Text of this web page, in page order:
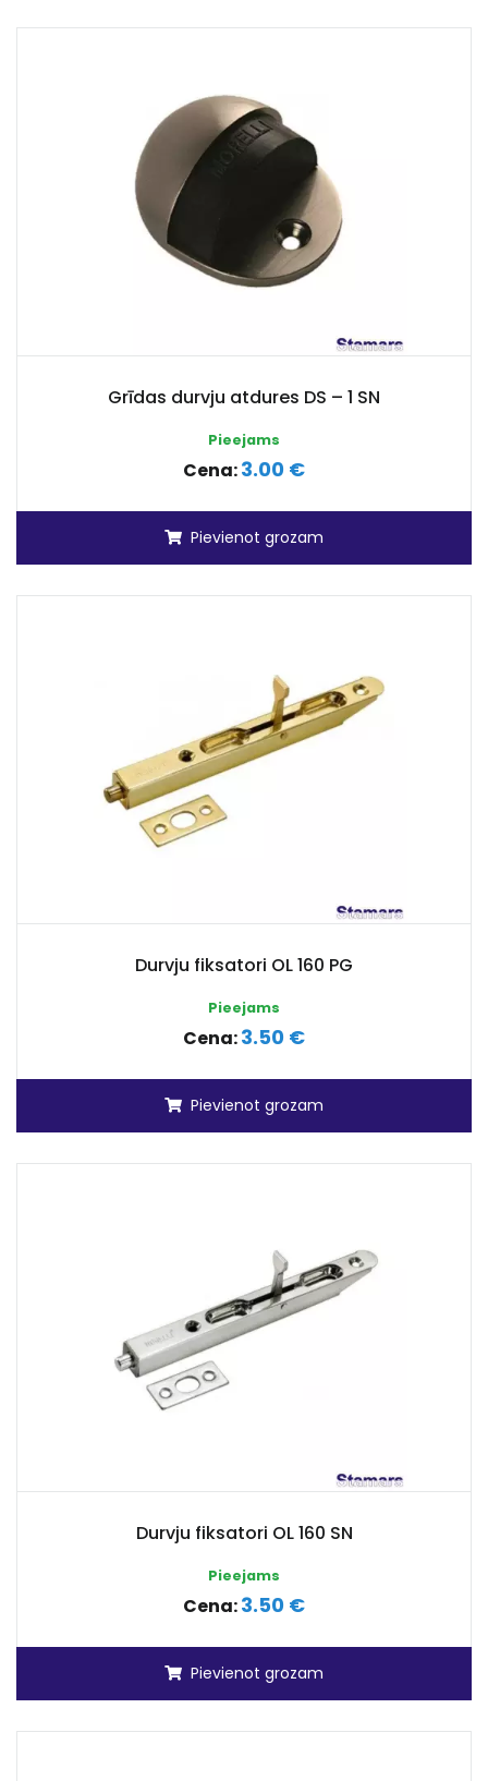
Grīdas durvju atdures DS – 1 SN
Pieejams
Cena:3.00 €
Pievienot grozam
Durvju fiksatori OL 160 PG
Pieejams
Cena:3.50 €
Pievienot grozam
Durvju fiksatori OL 160 SN
Pieejams
Cena:3.50 €
Pievienot grozam